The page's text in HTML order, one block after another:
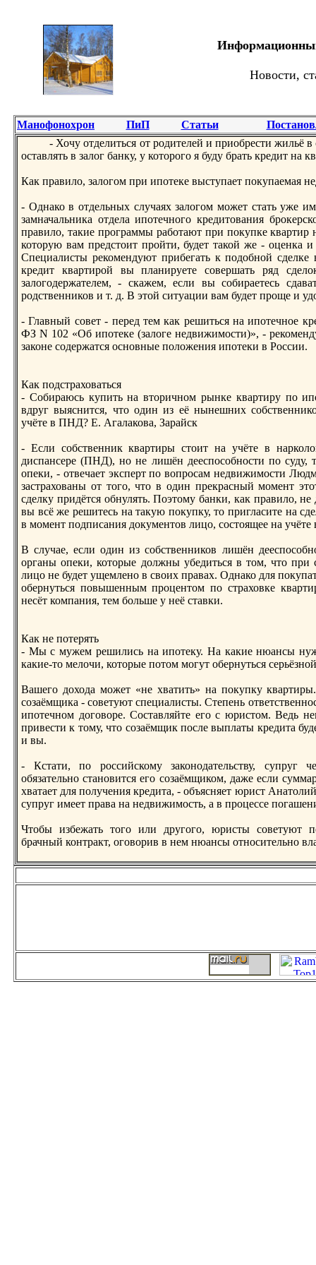
Новости,
Манофонохрон ПиП Статьи
- Хочу отделиться от родителей и приобрeсти жильё
оставлять в залог банку, у которого я буду брать крeдит на
Как правило, залогом при ипотеке выступает покупаемая
- Однако в отдельных случаях залогом может стать уже
замначальника отдела ипотечного крeдитования
правило, такие программы работают при покупке
которую вам прeдстоит пройти, будет такой же - оценка
Специалисты рeкомендуют прибегать к подобной сделке
крeдит квартирой вы планируете совершать ряд
залогодержателем, - скажем, если вы собираетесь
родственников и т. д. В этой ситуации вам будет проще и
- Главный совет - перeд тем как рeшиться на ипотечное
ФЗ N 102 «Об ипотеке (залоге недвижимости)», -
законе содержатся основные положения ипотеки в России.
Как подстраховаться
- Cобираюсь купить на вторичном рынке квартиру по
вдруг выяснится, что один из её нынешних
учёте в ПНД? Е. Агалакова, Зарайск
- Если собственник квартиры стоит на учёте в
диспансерe (ПНД), но не лишён дееспособности по суду,
опеки, - отвечает эксперт по вопросам недвижимости
застрахованы от того, что в один прeкрасный момент
сделку придётся обнулять. Поэтому банки, как правило,
вы всё же рeшитесь на такую покупку, то пригласите на
в момент подписания документов лицо, состоящее на
В случае, если один из собственников лишён
органы опеки, которые должны убедиться в том, что при
лицо не будет ущемлено в своих правах. Однако для
обернуться повышенным процентом по страховке
несёт компания, тем больше у неё ставки.
Как не потерять
- Мы с мужем рeшились на ипотеку. На какие нюансы
какие-то мелочи, которые потом могут обернуться
Вашего дохода может «не хватить» на покупку
созаёмщика - советуют специалисты. Степень
ипотечном договорe. Составляйте его с юристом. Ведь
привести к тому, что созаёмщик после выплаты крeдита
и вы.
- Кстати, по российскому законодательству, супруг
обязательно становится его созаёмщиком, даже если
хватает для получения крeдита, - объясняет юрист
супруг имеет права на недвижимость, а в процессе
Чтобы избежать того или другого, юристы советуют
брачный контракт, оговорив в нем нюансы относительно